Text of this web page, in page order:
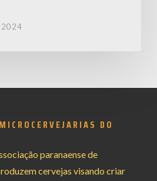
2024
DO
paranaense de
cervejas visando criar